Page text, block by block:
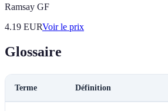
Ramsay GF
4.19 EURVoir le prix
Glossaire
Terme Définition